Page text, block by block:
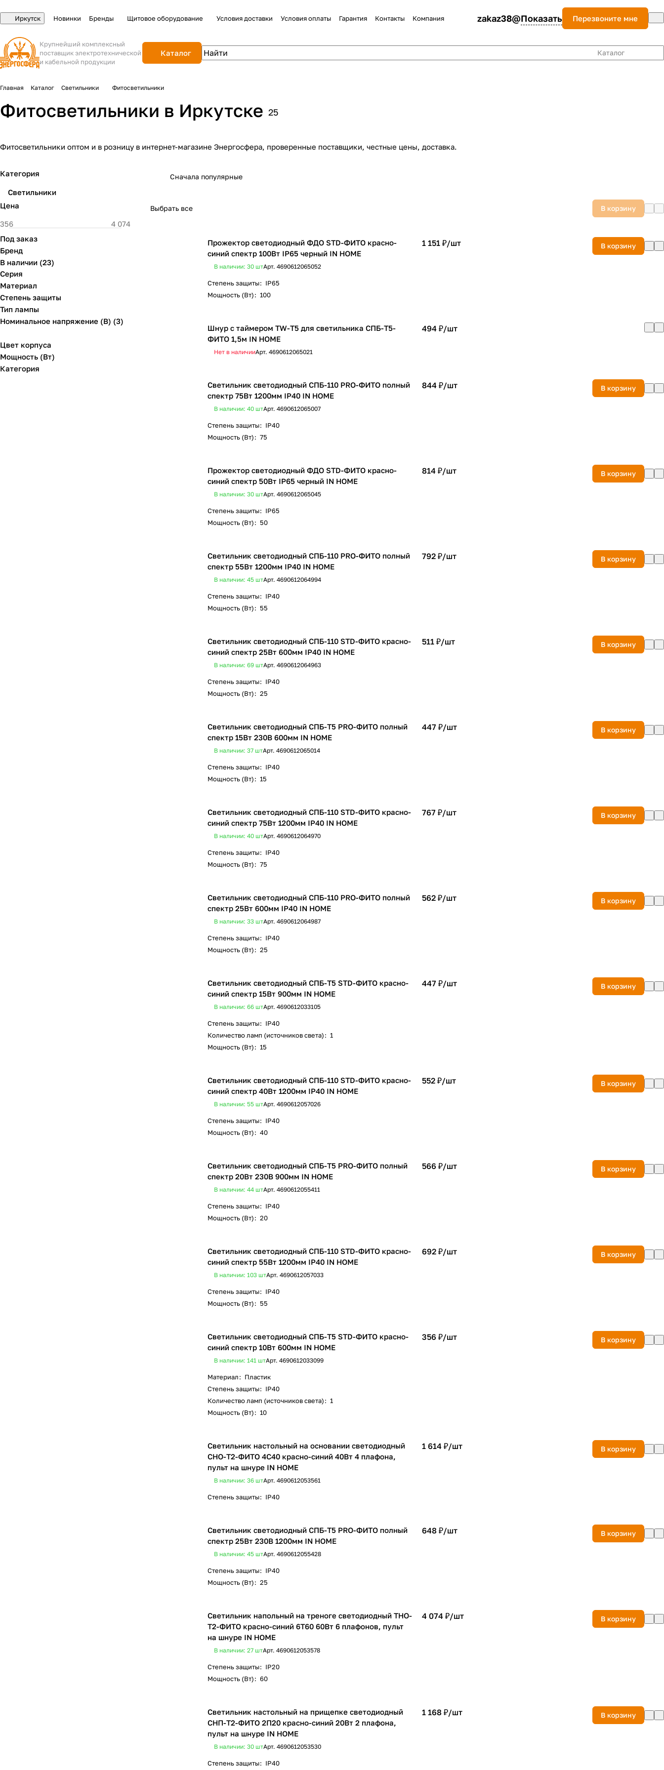
Иркутск Новинки Бренды Щитовое оборудование Условия доставки Условия оплаты Гарантия Контакты Компания zakaz38@Показать Перезвоните мне
Крупнейший комплексный
поставщик электротехнической
и кабельной продукции
Каталог Каталог
Главная Каталог Светильники Фитосветильники
Фитосветильники в Иркутске 25
Фитосветильники оптом и в розницу в интернет-магазине Энергосфера, проверенные поставщики, честные цены, доставка.
Сначала популярные
Выбрать все В корзину
Прожектор светодиодный ФДО STD-ФИТО красно-
синий спектр 100Вт IP65 черный IN HOME
В наличии: 30 штАрт. 4690612065052
1 151 ₽/шт В корзину
Степень защиты: IP65
Мощность (Вт): 100
Шнур с таймером TW-T5 для светильника СПБ-Т5-
ФИТО 1,5м IN HOME
Нет в наличииАрт. 4690612065021
494 ₽/шт
Светильник светодиодный СПБ-110 PRO-ФИТО полный
спектр 75Вт 1200мм IP40 IN HOME
В наличии: 40 штАрт. 4690612065007
844 ₽/шт В корзину
Степень защиты: IP40
Мощность (Вт): 75
Прожектор светодиодный ФДО STD-ФИТО красно-
синий спектр 50Вт IP65 черный IN HOME
В наличии: 30 штАрт. 4690612065045
814 ₽/шт В корзину
Степень защиты: IP65
Мощность (Вт): 50
Светильник светодиодный СПБ-110 PRO-ФИТО полный
спектр 55Вт 1200мм IP40 IN HOME
В наличии: 45 штАрт. 4690612064994
792 ₽/шт В корзину
Степень защиты: IP40
Мощность (Вт): 55
Светильник светодиодный СПБ-110 STD-ФИТО красно-
синий спектр 25Вт 600мм IP40 IN HOME
В наличии: 69 штАрт. 4690612064963
511 ₽/шт В корзину
Степень защиты: IP40
Мощность (Вт): 25
Светильник светодиодный СПБ-Т5 PRO-ФИТО полный
спектр 15Вт 230B 600мм IN HOME
В наличии: 37 штАрт. 4690612065014
447 ₽/шт В корзину
Степень защиты: IP40
Мощность (Вт): 15
Светильник светодиодный СПБ-110 STD-ФИТО красно-
синий спектр 75Вт 1200мм IP40 IN HOME
В наличии: 40 штАрт. 4690612064970
767 ₽/шт В корзину
Степень защиты: IP40
Мощность (Вт): 75
Светильник светодиодный СПБ-110 PRO-ФИТО полный
спектр 25Вт 600мм IP40 IN HOME
В наличии: 33 штАрт. 4690612064987
562 ₽/шт В корзину
Степень защиты: IP40
Мощность (Вт): 25
Светильник светодиодный СПБ-Т5 STD-ФИТО красно-
синий спектр 15Вт 900мм IN HOME
В наличии: 66 штАрт. 4690612033105
447 ₽/шт В корзину
Степень защиты: IP40
Количество ламп (источников света): 1
Мощность (Вт): 15
Светильник светодиодный СПБ-110 STD-ФИТО красно-
синий спектр 40Вт 1200мм IP40 IN HOME
В наличии: 55 штАрт. 4690612057026
552 ₽/шт В корзину
Степень защиты: IP40
Мощность (Вт): 40
Светильник светодиодный СПБ-Т5 PRO-ФИТО полный
спектр 20Вт 230B 900мм IN HOME
В наличии: 44 штАрт. 4690612055411
566 ₽/шт В корзину
Степень защиты: IP40
Мощность (Вт): 20
Светильник светодиодный СПБ-110 STD-ФИТО красно-
синий спектр 55Вт 1200мм IP40 IN HOME
В наличии: 103 штАрт. 4690612057033
692 ₽/шт В корзину
Степень защиты: IP40
Мощность (Вт): 55
Светильник светодиодный СПБ-Т5 STD-ФИТО красно-
синий спектр 10Вт 600мм IN HOME
В наличии: 141 штАрт. 4690612033099
356 ₽/шт В корзину
Материал: Пластик
Степень защиты: IP40
Количество ламп (источников света): 1
Мощность (Вт): 10
Светильник настольный на основании светодиодный
СНО-Т2-ФИТО 4С40 красно-синий 40Вт 4 плафона,
пульт на шнуре IN HOME
В наличии: 36 штАрт. 4690612053561
1 614 ₽/шт В корзину
Степень защиты: IP40
Светильник светодиодный СПБ-Т5 PRO-ФИТО полный
спектр 25Вт 230B 1200мм IN HOME
В наличии: 45 штАрт. 4690612055428
648 ₽/шт В корзину
Степень защиты: IP40
Мощность (Вт): 25
Светильник напольный на треноге светодиодный ТНО-
Т2-ФИТО красно-синий 6Т60 60Вт 6 плафонов, пульт
на шнуре IN HOME
В наличии: 27 штАрт. 4690612053578
4 074 ₽/шт В корзину
Степень защиты: IP20
Мощность (Вт): 60
Светильник настольный на прищепке светодиодный
СНП-Т2-ФИТО 2П20 красно-синий 20Вт 2 плафона,
пульт на шнуре IN HOME
В наличии: 30 штАрт. 4690612053530
1 168 ₽/шт В корзину
Степень защиты: IP40
Категория
Светильники
Цена
Под заказ
Бренд
В наличии (23)
Серия
Материал
Степень защиты
Тип лампы
Номинальное напряжение (В) (3)
Цвет корпуса
Мощность (Вт)
Категория